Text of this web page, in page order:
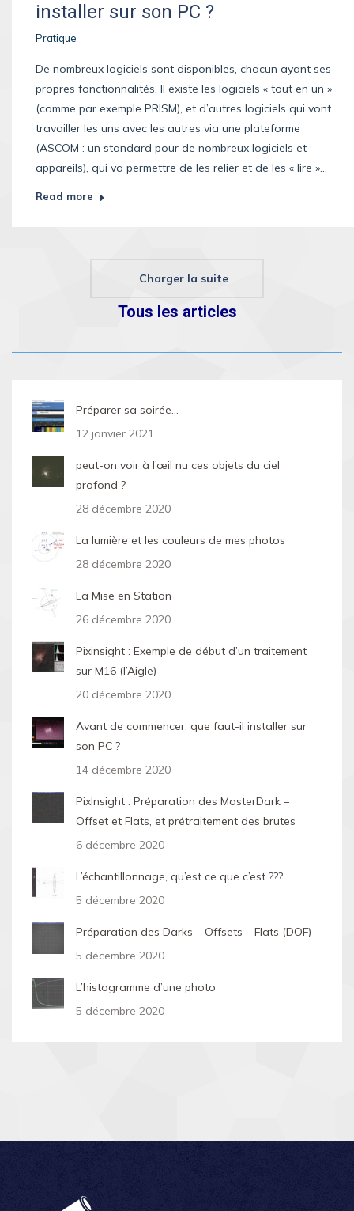
installer sur son PC ?
Pratique
De nombreux logiciels sont disponibles, chacun ayant ses
propres fonctionnalités. Il existe les logiciels « tout en un »
(comme par exemple PRISM), et d’autres logiciels qui vont
travailler les uns avec les autres via une plateforme
(ASCOM : un standard pour de nombreux logiciels et
appareils), qui va permettre de les relier et de les « lire »…
Read more
Charger la suite
Tous les articles
Préparer sa soirée…
12 janvier 2021
peut-on voir à l’œil nu ces objets du ciel
profond ?
28 décembre 2020
La lumière et les couleurs de mes photos
28 décembre 2020
La Mise en Station
26 décembre 2020
Pixinsight : Exemple de début d’un traitement
sur M16 (l’Aigle)
20 décembre 2020
Avant de commencer, que faut-il installer sur
son PC ?
14 décembre 2020
PixInsight : Préparation des MasterDark –
Offset et Flats, et prétraitement des brutes
6 décembre 2020
L’échantillonnage, qu’est ce que c’est ???
5 décembre 2020
Préparation des Darks – Offsets – Flats (DOF)
5 décembre 2020
L’histogramme d’une photo
5 décembre 2020